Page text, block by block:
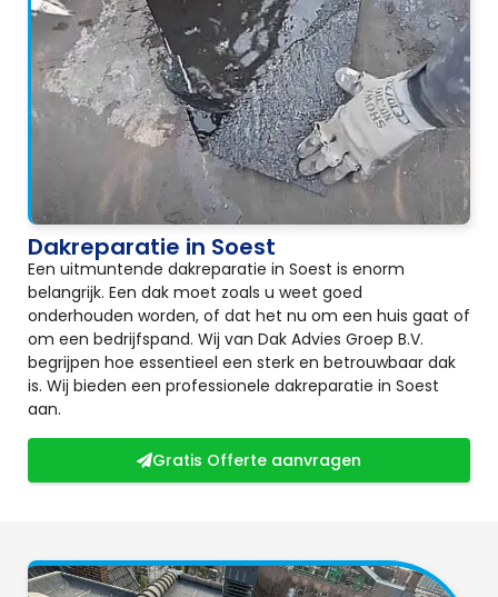
Dakreparatie in Soest
Een uitmuntende dakreparatie in Soest is enorm
belangrijk. Een dak moet zoals u weet goed
onderhouden worden, of dat het nu om een huis gaat of
om een bedrijfspand. Wij van Dak Advies Groep B.V.
begrijpen hoe essentieel een sterk en betrouwbaar dak
is. Wij bieden een professionele dakreparatie in Soest
aan.
Gratis Offerte aanvragen